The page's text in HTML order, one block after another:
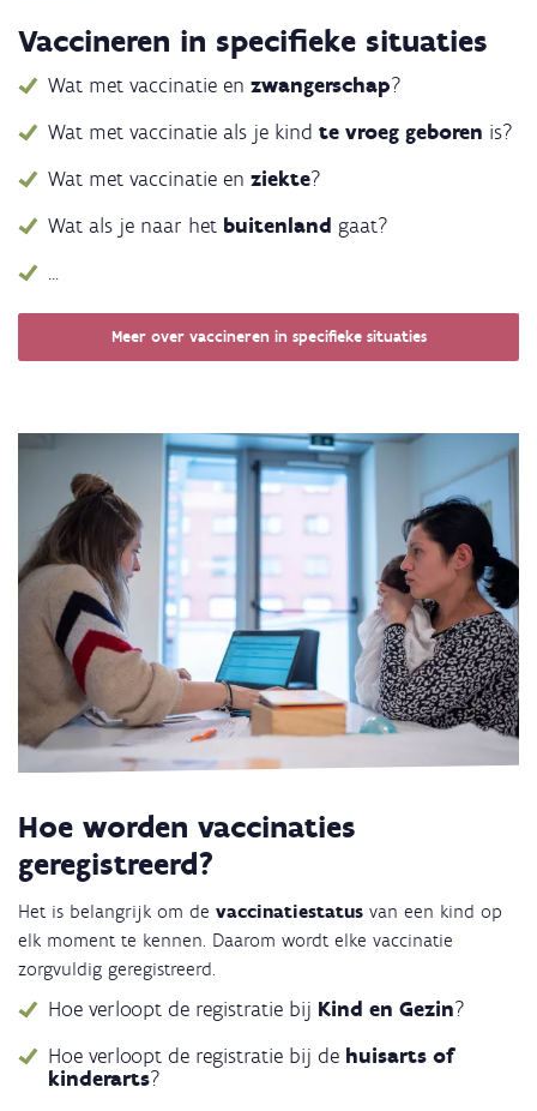
Vaccineren in specifieke situaties
Wat met vaccinatie en zwangerschap?
Wat met vaccinatie als je kind te vroeg geboren is?
Wat met vaccinatie en ziekte?
Wat als je naar het buitenland gaat?
...
Meer over vaccineren in specifieke situaties
Hoe worden vaccinaties
geregistreerd?
Het is belangrijk om de vaccinatiestatus van een kind op
elk moment te kennen. Daarom wordt elke vaccinatie
zorgvuldig geregistreerd.
Hoe verloopt de registratie bij Kind en Gezin?
Hoe verloopt de registratie bij de huisarts of
kinderarts?